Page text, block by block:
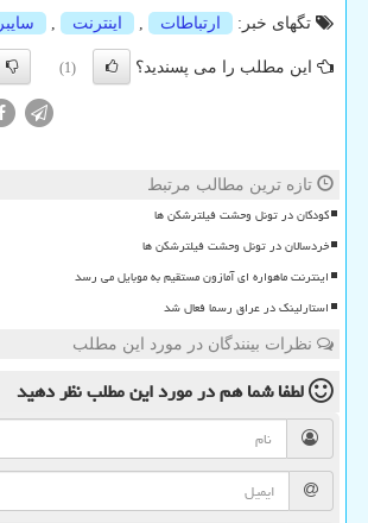
تگهای خبر:
ارتباطات , اینترنت , سایبر
این مطلب را می پسندید؟ (1)
تازه ترین مطالب مرتبط
کودکان در تونل وحشت فیلترشکن ها
خردسالان در تونل وحشت فیلترشکن ها
اینترنت ماهواره ای آمازون مستقیم به موبایل می رسد
استارلینک در عراق رسما فعال شد
نظرات بینندگان در مورد این مطلب
لطفا شما همدر مورد این مطلبنظر دهید